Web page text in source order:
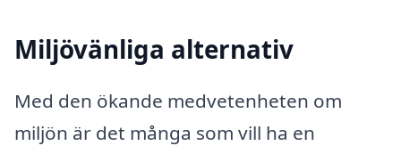
Miljövänliga alternativ
Med den ökande medvetenheten om
miljön är det många som vill ha en